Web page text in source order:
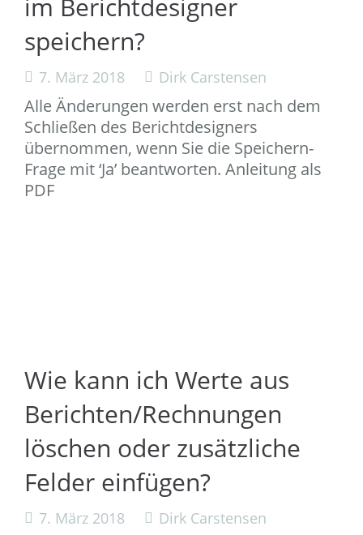
im Berichtdesigner
speichern?
7. März 2018 Dirk Carstensen
Alle Änderungen werden erst nach dem
Schließen des Berichtdesigners
übernommen, wenn Sie die Speichern-
Frage mit ‘Ja’ beantworten. Anleitung als
PDF
Wie kann ich Werte aus
Berichten/Rechnungen
löschen oder zusätzliche
Felder einfügen?
7. März 2018 Dirk Carstensen